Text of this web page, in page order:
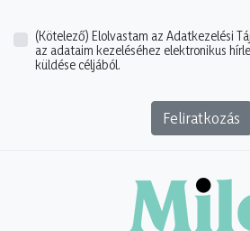
(Kötelező) Elolvastam az Adatkezelési
az adataim kezeléséhez elektronikus
küldése céljából.
Feliratkozás